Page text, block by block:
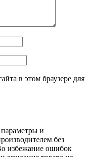
в этом браузере для
и
без
избежание ошибок